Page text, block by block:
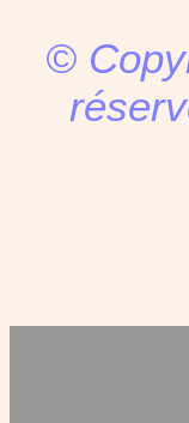
©